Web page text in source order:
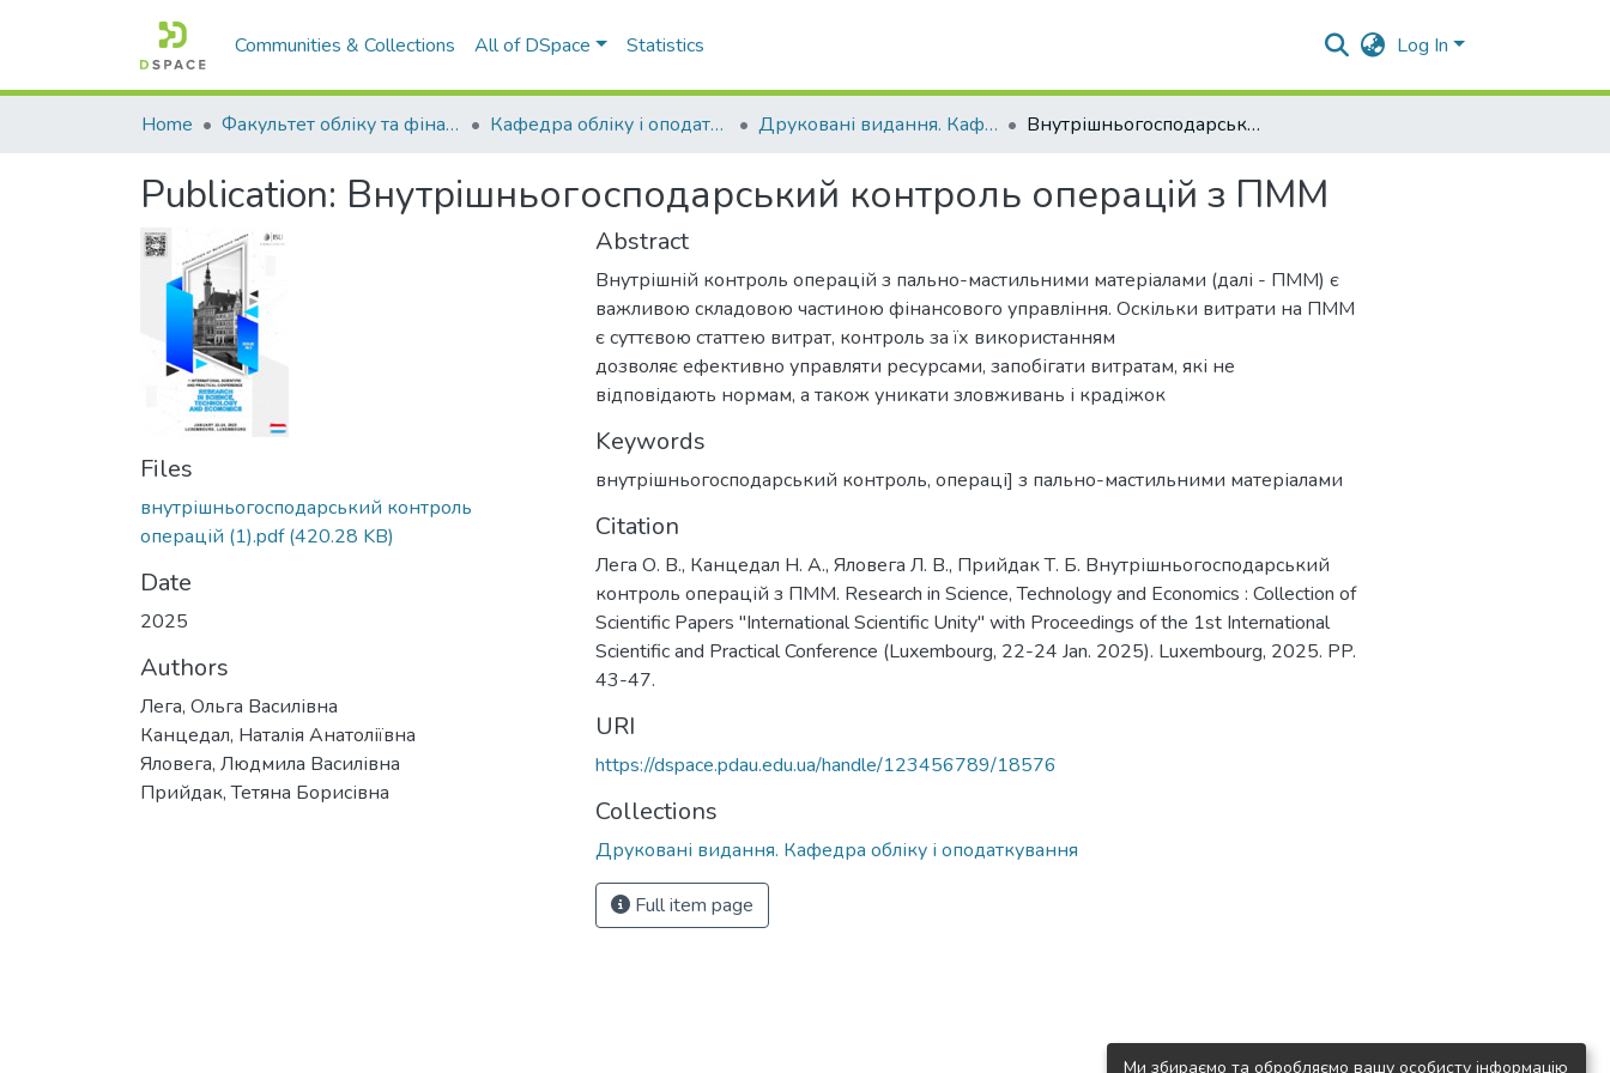
Communities & Collections All of DSpace Statistics Log In
Home Факультет обліку та фінансів Кафедра обліку і оподаткування Друковані видання. Кафедра обліку і оподаткування Внутрішньогосподарський контроль операцій з ПММ
Publication: Внутрішньогосподарський контроль операцій з ПММ
Files
внутрішньогосподарський контроль
операцій (1).pdf(420.28 KB)
Date
2025
Authors
Лега, Ольга Василівна
Канцедал, Наталія Анатоліївна
Яловега, Людмила Василівна
Прийдак, Тетяна Борисівна
Abstract
Внутрішній контроль операцій з пально-мастильними матеріалами (далі - ПММ) є
важливою складовою частиною фінансового управління. Оскільки витрати на ПММ
є суттєвою статтею витрат, контроль за їх використанням
дозволяє ефективно управляти ресурсами, запобігати витратам, які не
відповідають нормам, а також уникати зловживань і крадіжок
Keywords
внутрішньогосподарський контроль, операці] з пально-мастильними матеріалами
Citation
Лега О. В., Канцедал Н. А., Яловега Л. В., Прийдак Т. Б. Внутрішньогосподарський
контроль операцій з ПММ. Research in Science, Technology and Economics : Collection of
Scientific Papers "International Scientific Unity" with Proceedings of the 1st International
Scientific and Practical Conference (Luxembourg, 22-24 Jan. 2025). Luxembourg, 2025. PP.
43-47.
URI
https://dspace.pdau.edu.ua/handle/123456789/18576
Collections
Друковані видання. Кафедра обліку і оподаткування
Full item page
Ми збираємо та обробляємо вашу особисту інформацію